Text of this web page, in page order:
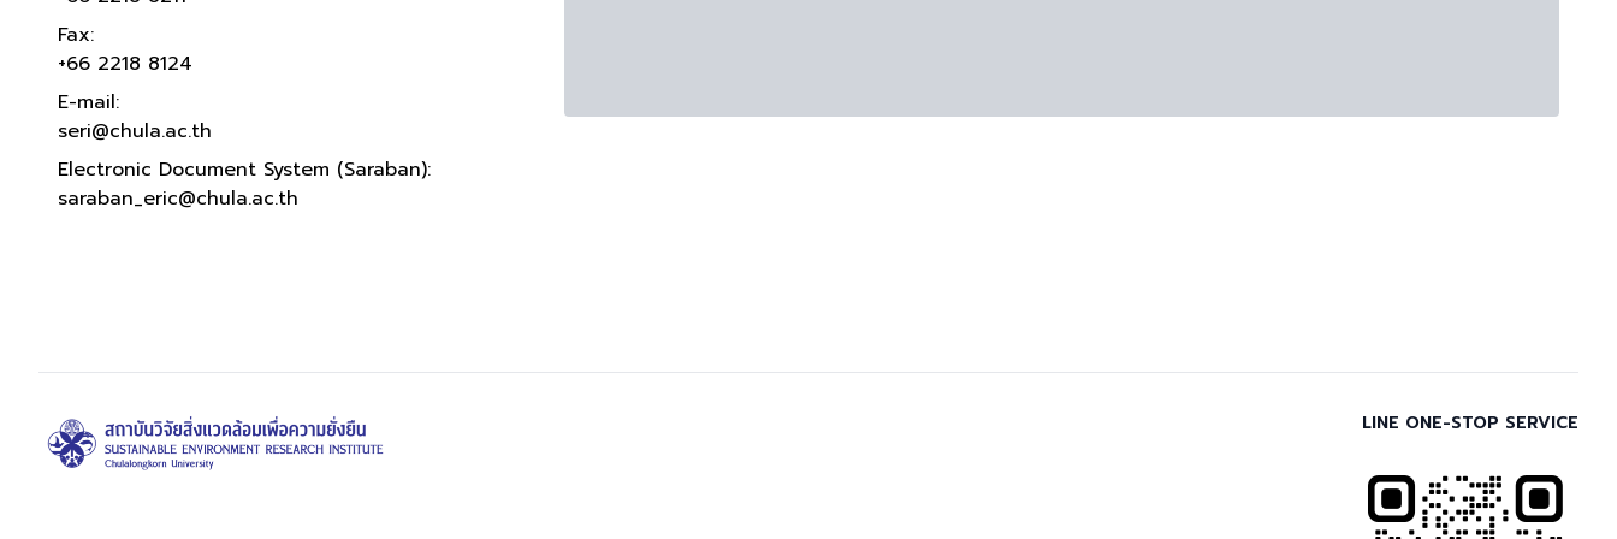
Fax:
+66 2218 8124
E-mail:
seri@chula.ac.th
Electronic Document System (Saraban):
saraban_eric@chula.ac.th
LINE ONE-STOP SERVICE